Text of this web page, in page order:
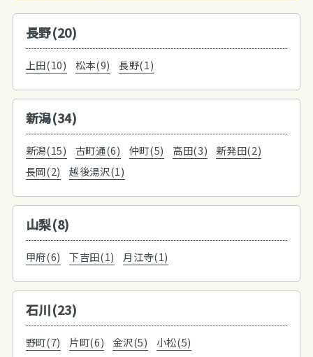
長野(20)
上田(10) 松本(9) 長野(1)
新潟(34)
新潟(15) 古町通(6) 仲町(5) 高田(3)
新発田(2)
長岡(2)
越後湯沢(1)
山梨(8)
甲府(6) 下吉田(1) 月江寺(1)
石川(23)
野町(7) 片町(6) 金沢(5) 小松(5)